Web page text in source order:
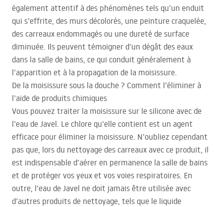
également attentif à des phénomènes tels qu’un enduit
qui s’effrite, des murs décolorés, une peinture craquelée,
des carreaux endommagés ou une dureté de surface
diminuée. Ils peuvent témoigner d’un dégât des eaux
dans la salle de bains, ce qui conduit généralement à
l’apparition et à la propagation de la moisissure.
De la moisissure sous la douche ? Comment l’éliminer à
l’aide de produits chimiques
Vous pouvez traiter la moisissure sur le silicone avec de
l’eau de Javel. Le chlore qu’elle contient est un agent
efficace pour éliminer la moisissure. N’oubliez cependant
pas que, lors du nettoyage des carreaux avec ce produit, il
est indispensable d’aérer en permanence la salle de bains
et de protéger vos yeux et vos voies respiratoires. En
outre, l’eau de Javel ne doit jamais être utilisée avec
d’autres produits de nettoyage, tels que le liquide